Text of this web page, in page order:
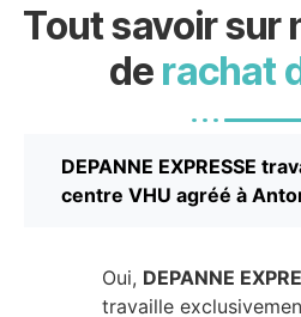
Tout savoir sur
de rachat
DEPANNE EXPRESSE
centre VHU agréé à
Oui, DEPANNE
travaille